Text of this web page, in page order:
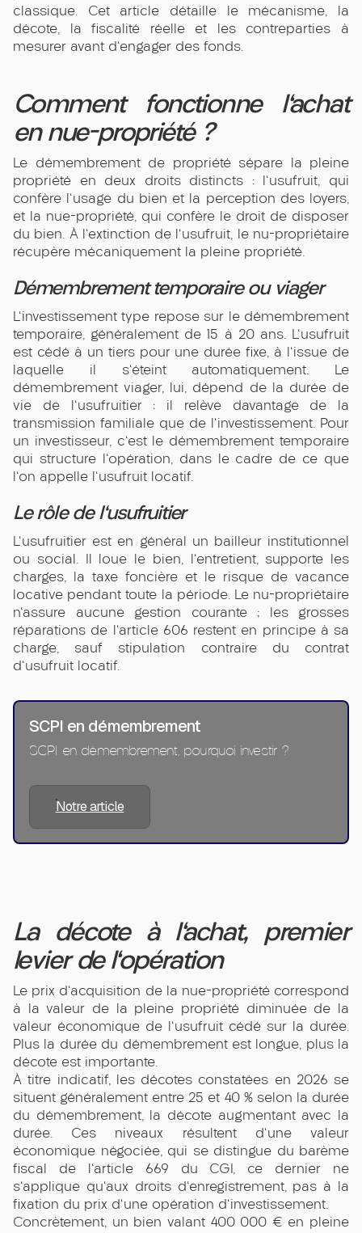
classique. Cet article détaille le mécanisme, la
décote, la fiscalité réelle et les contreparties à
mesurer avant d'engager des fonds.
Comment fonctionne l'achat
en nue-propriété ?
Le démembrement de propriété sépare la pleine
propriété en deux droits distincts : l'usufruit, qui
confère l'usage du bien et la perception des loyers,
et la nue-propriété, qui confère le droit de disposer
du bien. À l'extinction de l'usufruit, le nu-propriétaire
récupère mécaniquement la pleine propriété.
Démembrement temporaire ou viager
L'investissement type repose sur le démembrement
temporaire, généralement de 15 à 20 ans. L'usufruit
est cédé à un tiers pour une durée fixe, à l'issue de
laquelle il s'éteint automatiquement. Le
démembrement viager, lui, dépend de la durée de
vie de l'usufruitier : il relève davantage de la
transmission familiale que de l'investissement. Pour
un investisseur, c'est le démembrement temporaire
qui structure l'opération, dans le cadre de ce que
l'on appelle l'usufruit locatif.
Le rôle de l'usufruitier
L'usufruitier est en général un bailleur institutionnel
ou social. Il loue le bien, l'entretient, supporte les
charges, la taxe foncière et le risque de vacance
locative pendant toute la période. Le nu-propriétaire
n'assure aucune gestion courante ; les grosses
réparations de l'article 606 restent en principe à sa
charge, sauf stipulation contraire du contrat
d'usufruit locatif.
SCPI en démembrement
SCPI en démembrement, pourquoi investir ?
Notre article
La décote à l'achat, premier
levier de l'opération
Le prix d'acquisition de la nue-propriété correspond
à la valeur de la pleine propriété diminuée de la
valeur économique de l'usufruit cédé sur la durée.
Plus la durée du démembrement est longue, plus la
décote est importante.
À titre indicatif, les décotes constatées en 2026 se
situent généralement entre 25 et 40 % selon la durée
du démembrement, la décote augmentant avec la
durée. Ces niveaux résultent d'une valeur
économique négociée, qui se distingue du barème
fiscal de l'article 669 du CGI, ce dernier ne
s'applique qu'aux droits d'enregistrement, pas à la
fixation du prix d'une opération d'investissement.
Concrètement, un bien valant 400 000 € en pleine